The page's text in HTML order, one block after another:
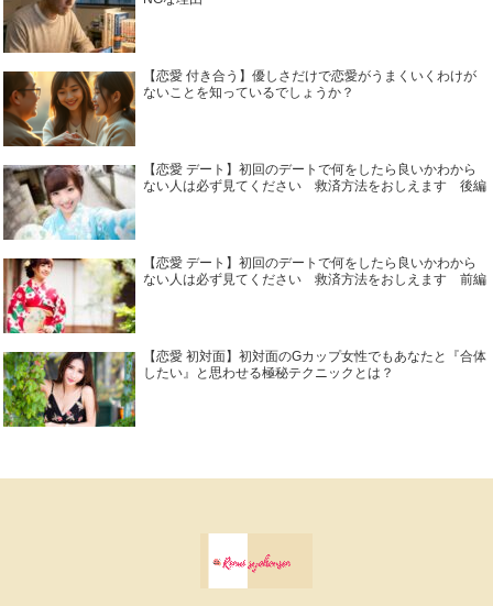
【恋愛 付き合う】優しさだけで恋愛がうまくいくわけが
ないことを知っているでしょうか？
【恋愛 デート】初回のデートで何をしたら良いかわから
ない人は必ず見てください 救済方法をおしえます 後編
【恋愛 デート】初回のデートで何をしたら良いかわから
ない人は必ず見てください 救済方法をおしえます 前編
【恋愛 初対面】初対面のGカップ女性でもあなたと『合体
したい』と思わせる極秘テクニックとは？